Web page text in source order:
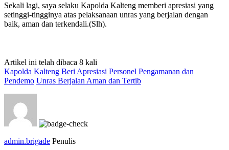
Sekali lagi, saya selaku Kapolda Kalteng memberi apresiasi yang
setinggi-tingginya atas pelaksanaan unras yang berjalan dengan
baik, aman dan terkendali.(Slh).
Artikel ini telah dibaca 8 kali
Kapolda Kalteng Beri Apresiasi Personel Pengamanan dan
Pendemo Unras Berjalan Aman dan Tertib
admin.brigade Penulis